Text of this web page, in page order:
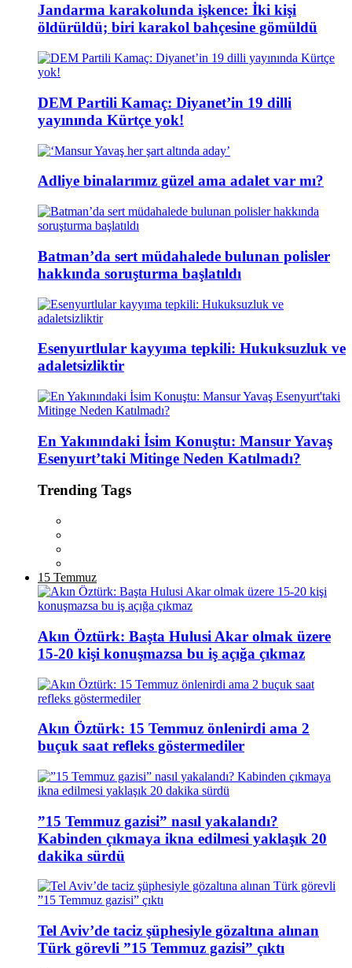
Jandarma karakolunda işkence: İki kişi
öldürüldü; biri karakol bahçesine gömüldü
DEM Partili Kamaç: Diyanet’in 19 dilli
yayınında Kürtçe yok!
Adliye binalarımız güzel ama adalet var mı?
Batman’da sert müdahalede bulunan polisler
hakkında soruşturma başlatıldı
Esenyurtlular kayyıma tepkili: Hukuksuzluk ve
adaletsizliktir
En Yakınındaki İsim Konuştu: Mansur Yavaş
Esenyurt’taki Mitinge Neden Katılmadı?
Trending Tags
15 Temmuz
Akın Öztürk: Başta Hulusi Akar olmak üzere
15-20 kişi konuşmazsa bu iş açığa çıkmaz
Akın Öztürk: 15 Temmuz önlenirdi ama 2
buçuk saat refleks göstermediler
”15 Temmuz gazisi” nasıl yakalandı?
Kabinden çıkmaya ikna edilmesi yaklaşık 20
dakika sürdü
Tel Aviv’de taciz şüphesiyle gözaltına alınan
Türk görevli ”15 Temmuz gazisi” çıktı